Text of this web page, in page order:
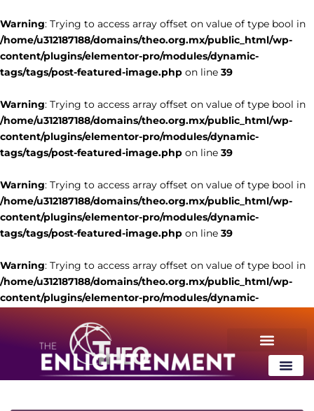
Warning: Trying to access array offset on value of type bool in
/home/u312187188/domains/theo.org.mx/public_html/wp-
content/plugins/elementor-pro/modules/dynamic-
tags/tags/post-featured-image.php on line 39
Warning: Trying to access array offset on value of type bool in
/home/u312187188/domains/theo.org.mx/public_html/wp-
content/plugins/elementor-pro/modules/dynamic-
tags/tags/post-featured-image.php on line 39
Warning: Trying to access array offset on value of type bool in
/home/u312187188/domains/theo.org.mx/public_html/wp-
content/plugins/elementor-pro/modules/dynamic-
tags/tags/post-featured-image.php on line 39
Warning: Trying to access array offset on value of type bool in
/home/u312187188/domains/theo.org.mx/public_html/wp-
content/plugins/elementor-pro/modules/dynamic-